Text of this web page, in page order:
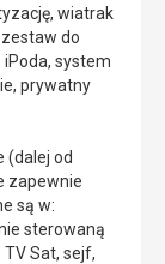
wiatrak
do
system
prywatny
(dalej od
zapewnie
są w:
sterowaną
Sat, sejf,